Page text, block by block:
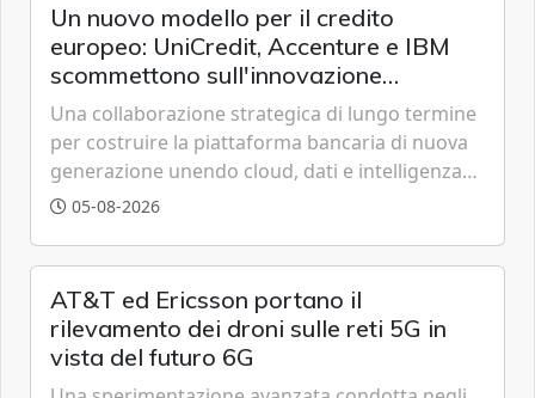
Un nuovo modello per il credito
europeo: UniCredit, Accenture e IBM
scommettono sull'innovazione
tecnologica
Una collaborazione strategica di lungo termine
per costruire la piattaforma bancaria di nuova
generazione unendo cloud, dati e intelligenza
artificiale.
05-08-2026
AT&T ed Ericsson portano il
rilevamento dei droni sulle reti 5G in
vista del futuro 6G